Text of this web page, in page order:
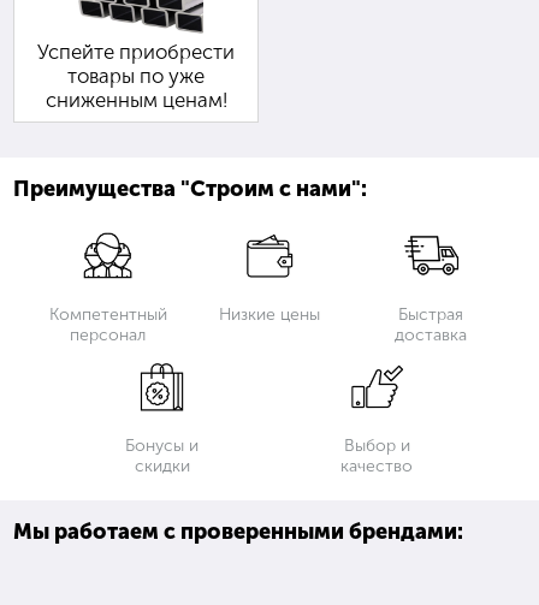
Успейте приобрести
товары по уже
сниженным ценам!
Преимущества "Строим с нами":
Компетентный
персонал
Низкие цены
Быстрая
доставка
Бонусы и
скидки
Выбор и
качество
Мы работаем с проверенными брендами: